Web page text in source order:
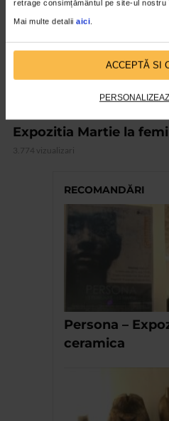
retrage consimțământul pe site-ul nostru
Mai multe detalii aici.
ACCEPTĂ SI
Expozitia Martie la
3.774 vizualizari
RECOMANDĂRI
Persona –
ceramica